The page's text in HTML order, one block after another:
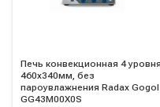
Печь конвекционная 4 уровня
460х340мм, без
пароувлажнения Radax Gogol
GG43M00X0S